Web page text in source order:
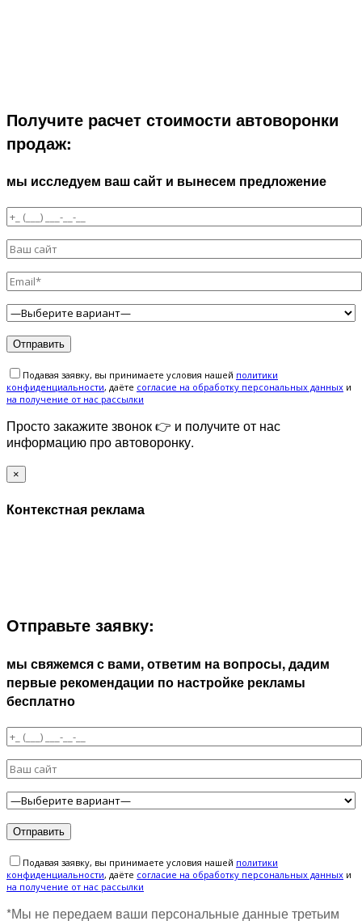
Получите расчет стоимости автоворонки
продаж:
мы исследуем ваш сайт и вынесем предложение
Подавая заявку, вы принимаете условия нашей политики
конфиденциальности, даёте cогласие на обработку персональных данных и
на получение от нас рассылки
Просто закажите звонок 👉 и получите от нас
информацию про автоворонку.
×
Контекстная реклама
Отправьте заявку:
мы свяжемся с вами, ответим на вопросы, дадим
первые рекомендации по настройке рекламы
бесплатно
Подавая заявку, вы принимаете условия нашей политики
конфиденциальности, даёте cогласие на обработку персональных данных и
на получение от нас рассылки
*Мы не передаем ваши персональные данные третьим